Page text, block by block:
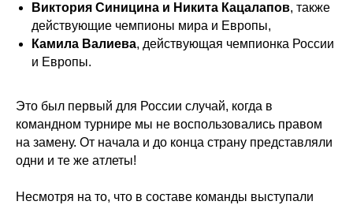
Виктория Синицина и Никита Кацалапов, также
действующие чемпионы мира и Европы,
Камила Валиева, действующая чемпионка России
и Европы.
Это был первый для России случай, когда в
командном турнире мы не воспользовались правом
на замену. От начала и до конца страну представляли
одни и те же атлеты!
Несмотря на то, что в составе команды выступали